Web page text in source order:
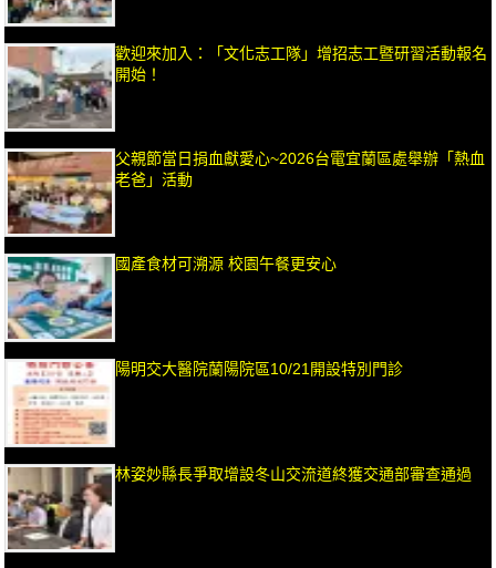
歡迎來加入：「文化志工隊」增招志工暨研習活動報名
開始！
父親節當日捐血獻愛心~2026台電宜蘭區處舉辦「熱血
老爸」活動
國產食材可溯源 校園午餐更安心
陽明交大醫院蘭陽院區10/21開設特別門診
林姿妙縣長爭取增設冬山交流道終獲交通部審查通過